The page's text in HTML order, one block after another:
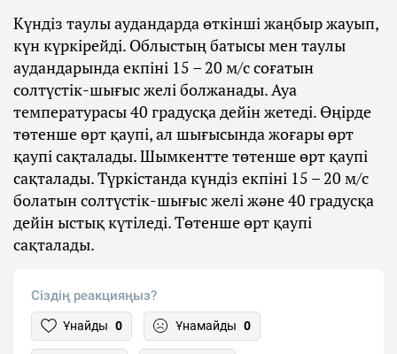
Күндіз таулы аудандарда өткінші жаңбыр жауып,
күн күркірейді. Облыстың батысы мен таулы
аудандарында екпіні 15 – 20 м/с соғатын
солтүстік-шығыс желі болжанады. Ауа
температурасы 40 градусқа дейін жетеді. Өңірде
төтенше өрт қаупі, ал шығысында жоғары өрт
қаупі сақталады. Шымкентте төтенше өрт қаупі
сақталады. Түркістанда күндіз екпіні 15 – 20 м/с
болатын солтүстік-шығыс желі және 40 градусқа
дейін ыстық күтіледі. Төтенше өрт қаупі
сақталады.
Сіздің реакцияңыз?
Ұнайды 0 Ұнамайды 0